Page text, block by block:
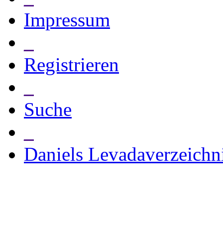
Impressum
Registrieren
Suche
Daniels